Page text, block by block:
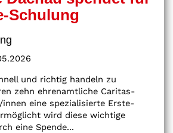
Schulung
und richtig handeln zu
zehn ehrenamtliche Caritas-
innen eine spezialisierte Erste-
wird diese wichtige
eine Spende...